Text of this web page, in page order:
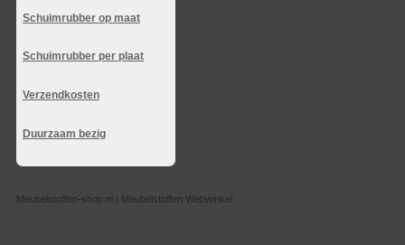
Schuimrubber op maat
Schuimrubber per plaat
Verzendkosten
Duurzaam bezig
Meubelstoffen-shop.nl | Meubelstoffen Webwinkel